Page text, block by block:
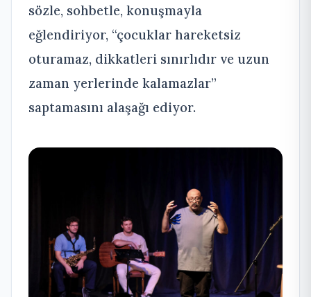
sözle, sohbetle, konuşmayla
eğlendiriyor, “çocuklar hareketsiz
oturamaz, dikkatleri sınırlıdır ve uzun
zaman yerlerinde kalamazlar”
saptamasını alaşağı ediyor.